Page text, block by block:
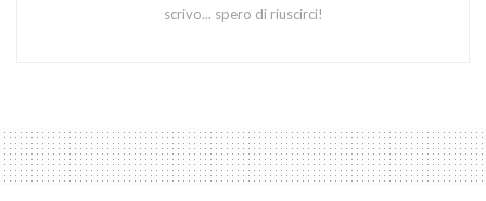
scrivo... spero di riuscirci!